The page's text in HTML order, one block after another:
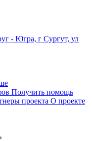
- Югра, г Сургут, ул
Получить помощь
проекта О проекте